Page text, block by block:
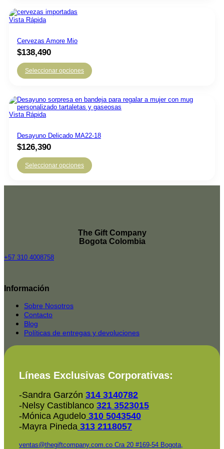
Vista Rápida
Cervezas Amore Mio
$138,490
Seleccionar opciones
Vista Rápida
Desayuno Delicado MA22-18
$126,390
Seleccionar opciones
The Gift Company
Bogota Colombia
+57 310 4008758
Rated
2025-
Información
Sobre Nosotros
Contacto
Blog
Políticas de entregas y devoluciones
Líneas Exclusivas Corporativas:
-Sandra Garzón 314 3140782
-Nelsy Castiblanco 321 3523015
-Mónica Agudelo 310 5043540
-Mayra Pineda 313 2118057
ventas@thegiftcompany.com.co Cra 20 #169-54 Bogota,